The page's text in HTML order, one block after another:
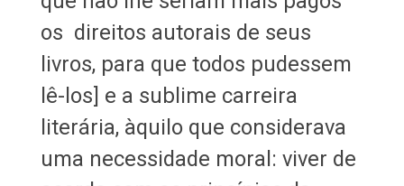
os direitos autorais de seus
livros, para que todos pudessem
lê-los] e a sublime carreira
literária, àquilo que considerava
uma necessidade moral: viver de